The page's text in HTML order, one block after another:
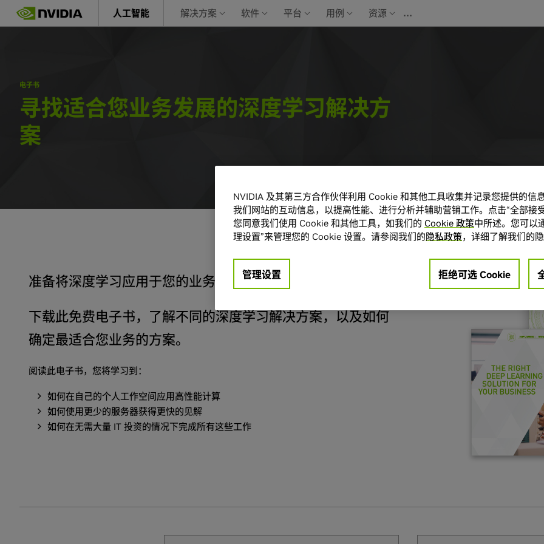
main
人工智能 解决方案 软件 平台 用例 资源 …
电子书
寻找适合您业务发展的深度学习解决方
案
准备将深度学习应用于您的业务，但不确定从何开始？
下载此免费电子书，了解不同的深度学习解决方案，以及如何
确定最适合您业务的方案。
阅读此电子书，您将学习到：
如何在自己的个人工作空间应用高性能计算
如何使用更少的服务器获得更快的见解
如何在无需大量 IT 投资的情况下完成所有这些工作
NVIDIA 及其第三方合作伙伴利用 Cookie 和其他工具收集并记录您提供的信
我们网站的互动信息，以提高性能、进行分析并辅助营销工作。点击“全部接
您同意我们使用 Cookie 和其他工具，如我们的 Cookie 政策中所述。您可以
理设置”来管理您的 Cookie 设置。请参阅我们的隐私政策，详细了解我们的
管理设置 拒绝可选 Cookie